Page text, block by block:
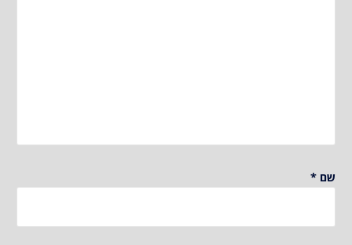
שם *